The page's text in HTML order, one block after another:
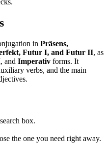
in Präsens,
Futur I, and Futur II, as
, and Imperativ forms. It
verbs, and the main
box.
the one you need right away.